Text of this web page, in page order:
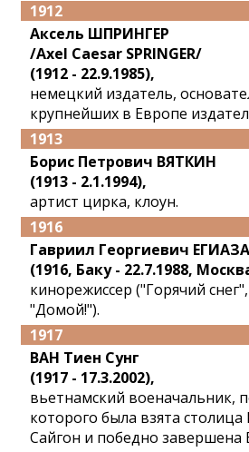
1912
Аксель ШПРИНГЕР
/Axel Caesar SPRINGER/
(1912 - 22.9.1985),
немецкий издатель,
крупнейших в Европе
1913
Борис Петрович ВЯТКИН
(1913 - 2.1.1994),
артист цирка, клоун.
1916
Гавриил Георгиевич
(1916, Баку - 22.7.1988,
кинорежиссер ("Горячий
"Домой!").
1917
ВАН Тиен Сунг
(1917 - 17.3.2002),
вьетнамский военачальник,
которого была взята
Сайгон и победно завершена